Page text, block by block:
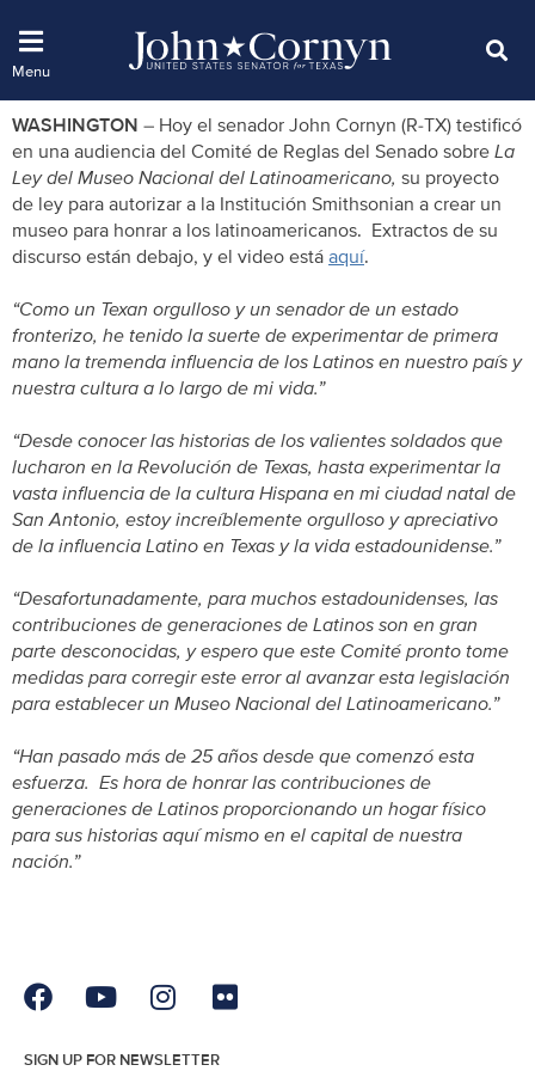
WASHINGTON – Hoy el senador John Cornyn (R-TX) testificó
en una audiencia del Comité de Reglas del Senado sobre La
Ley del Museo Nacional del Latinoamericano, su proyecto
de ley para autorizar a la Institución Smithsonian a crear un
museo para honrar a los latinoamericanos. Extractos de su
discurso están debajo, y el video está aquí.
“Como un Texan orgulloso y un senador de un estado
fronterizo, he tenido la suerte de experimentar de primera
mano la tremenda influencia de los Latinos en nuestro país y
nuestra cultura a lo largo de mi vida.”
“Desde conocer las historias de los valientes soldados que
lucharon en la Revolución de Texas, hasta experimentar la
vasta influencia de la cultura Hispana en mi ciudad natal de
San Antonio, estoy increíblemente orgulloso y apreciativo
de la influencia Latino en Texas y la vida estadounidense.”
“Desafortunadamente, para muchos estadounidenses, las
contribuciones de generaciones de Latinos son en gran
parte desconocidas, y espero que este Comité pronto tome
medidas para corregir este error al avanzar esta legislación
para establecer un Museo Nacional del Latinoamericano.”
“Han pasado más de 25 años desde que comenzó esta
esfuerza. Es hora de honrar las contribuciones de
generaciones de Latinos proporcionando un hogar físico
para sus historias aquí mismo en el capital de nuestra
nación.”
SIGN UP FOR NEWSLETTER